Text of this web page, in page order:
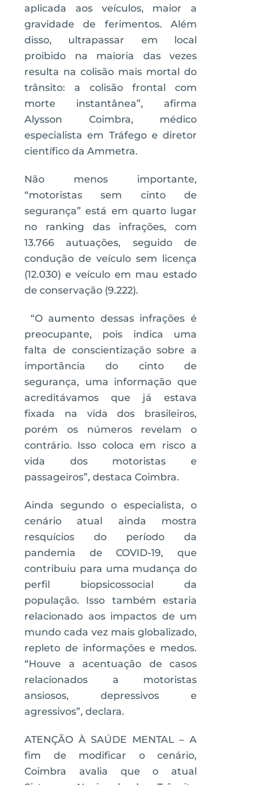
aplicada aos veículos, maior a
gravidade de ferimentos. Além
disso, ultrapassar em local
proibido na maioria das vezes
resulta na colisão mais mortal do
trânsito: a colisão frontal com
morte instantânea”, afirma
Alysson Coimbra, médico
especialista em Tráfego e diretor
científico da Ammetra.
Não menos importante,
“motoristas sem cinto de
segurança” está em quarto lugar
no ranking das infrações, com
13.766 autuações, seguido de
condução de veículo sem licença
(12.030) e veículo em mau estado
de conservação (9.222).
“O aumento dessas infrações é
preocupante, pois indica uma
falta de conscientização sobre a
importância do cinto de
segurança, uma informação que
acreditávamos que já estava
fixada na vida dos brasileiros,
porém os números revelam o
contrário. Isso coloca em risco a
vida dos motoristas e
passageiros”, destaca Coimbra.
Ainda segundo o especialista, o
cenário atual ainda mostra
resquícios do período da
pandemia de COVID-19, que
contribuiu para uma mudança do
perfil biopsicossocial da
população. Isso também estaria
relacionado aos impactos de um
mundo cada vez mais globalizado,
repleto de informações e medos.
“Houve a acentuação de casos
relacionados a motoristas
ansiosos, depressivos e
agressivos”, declara.
ATENÇÃO À SAÚDE MENTAL – A
fim de modificar o cenário,
Coimbra avalia que o atual